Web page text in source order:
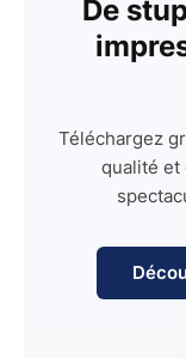
De
Téléchargez
qualité et